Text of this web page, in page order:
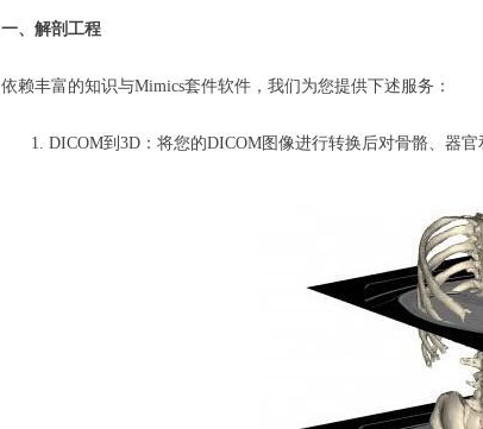
一、解剖工程
依赖丰富的知识与Mimics套件软件，我们为您提供下述服务：
DICOM到3D：将您的DICOM图像进行转换后对骨骼、器